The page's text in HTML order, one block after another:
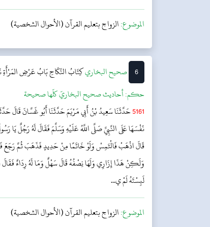
الموضوع:الزواج بتعليم القرآن (الأحوال الشخصية)
6 ‌‌صحيح البخاريكِتَابُ النِّكَاحِبَابُ عَرْضِ المَرْأَةِ
حکم:أحاديث صحيح البخاريّ كلّها صحيحة
5161حَدَّثَنَا سَعِيدُ بْنُ أَبِي مَرْيَمَ حَدَّثَنَا أَبُو غَسَّانَ قَالَ
نَفْسَهَا عَلَى النَّبِيِّ صَلَّى اللَّهُ عَلَيْهِ وَسَلَّمَ فَقَالَ لَهُ رَجُلٌ يَا
قَالَ اذْهَبْ فَالْتَمِسْ وَلَوْ خَاتَمًا مِنْ حَدِيدٍ فَذَهَبَ ثُمَّ رَجَعَ
وَلَكِنْ هَذَا إِزَارِي وَلَهَا نِصْفُهُ قَالَ سَهْلٌ وَمَا لَهُ رِدَاءٌ فَقَالَ
لَبِسْتَهُ لَمْ ي...
الموضوع:الزواج بتعليم القرآن (الأحوال الشخصية)